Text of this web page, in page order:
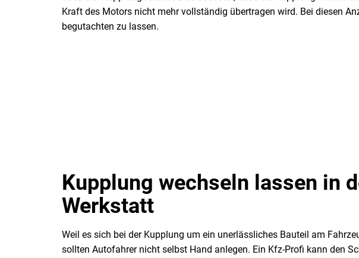
Kraft des Motors nicht mehr vollständig übertragen wird. Bei diesen
begutachten zu lassen.
Kupplung wechseln lassen in
Werkstatt
Weil es sich bei der Kupplung um ein unerlässliches Bauteil am
sollten Autofahrer nicht selbst Hand anlegen. Ein Kfz-Profi kann den